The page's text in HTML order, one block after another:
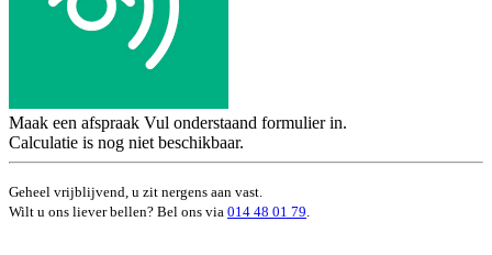
Maak een afspraak Vul onderstaand formulier in.
Calculatie is nog niet beschikbaar.
Geheel vrijblijvend, u zit nergens aan vast.
Wilt u ons liever bellen? Bel ons via 014 48 01 79.